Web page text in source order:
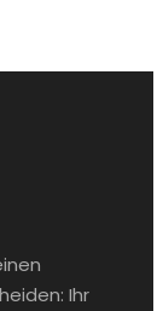
Ihr